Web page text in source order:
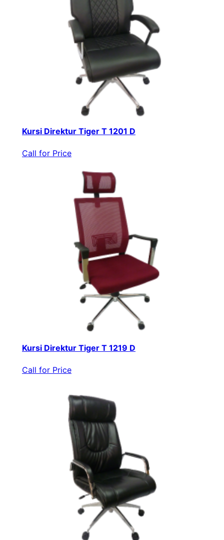
Kursi Direktur Tiger T 1201 D
Call for Price
Kursi Direktur Tiger T 1219 D
Call for Price